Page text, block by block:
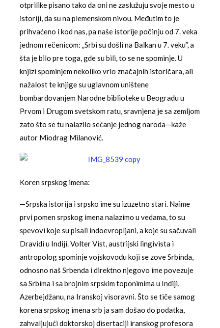
otprilike pisano tako da oni ne zaslužuju svoje mesto u
istoriji, da su na plemenskom nivou. Međutim to je
prihvaćeno i kod nas, pa naše istorije počinju od 7. veka
jednom rečenicom: „Srbi su došli na Balkan u 7. veku”, a
šta je bilo pre toga, gde su bili, to se ne spominje. U
knjizi spominjem nekoliko vrlo značajnih istoričara, ali
nažalost te knjige su uglavnom uništene
bombardovanjem Narodne biblioteke u Beogradu u
Prvom i Drugom svetskom ratu, sravnjena je sa zemljom
zato što se tu nalazilo sećanje jednog naroda—kaže
autor Miodrag Milanović.
Koren srpskog imena:
—Srpska istorija i srpsko ime su izuzetno stari. Naime
prvi pomen srpskog imena nalazimo u vedama, to su
spevovi koje su pisali indoevropljani, a koje su sačuvali
Dravidi u Indiji. Volter Vist, austrijski lingivista i
antropolog spominje vojskovođu koji se zove Srbinda,
odnosno naš Srbenda i direktno njegovo ime povezuje
sa Srbima i sa brojnim srpskim toponimima u Indiji,
Azerbejdžanu, na Iranskoj visoravni. Što se tiče samog
korena srpskog imena srb ja sam došao do podatka,
zahvaljujući doktorskoj disertaciji iranskog profesora